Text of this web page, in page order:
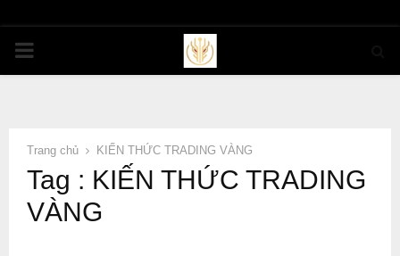
PRIMARY
Trang chủ KIẾN THỨC TRADING VÀNG
Tag : KIẾN THỨC TRADING
VÀNG